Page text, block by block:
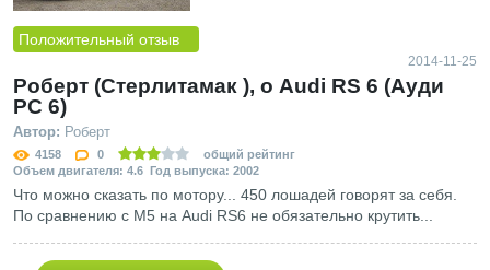
Положительный отзыв
2014-11-25
Роберт (Стерлитамак ), о Audi RS 6 (Ауди
РС 6)
Автор: Роберт
4158 0
общий рейтинг
Объем двигателя: 4.6 Год выпуска: 2002
Что можно сказать по мотору... 450 лошадей говорят за себя.
По сравнению с М5 на Audi RS6 не обязательно крутить...